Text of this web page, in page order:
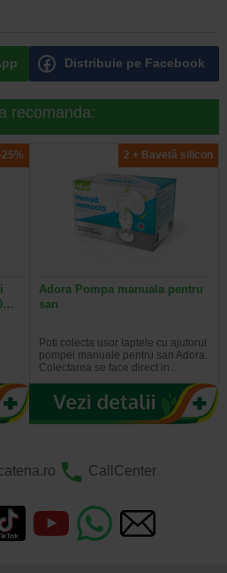
Distribuie pe Facebook
recomanda:
25% 2 + Bavetă silicon
Adora Pompa manuala pentru
san
Poti colecta usor laptele cu ajutorul
pompei manuale pentru san Adora.
Colectarea se face direct in…
CallCenter